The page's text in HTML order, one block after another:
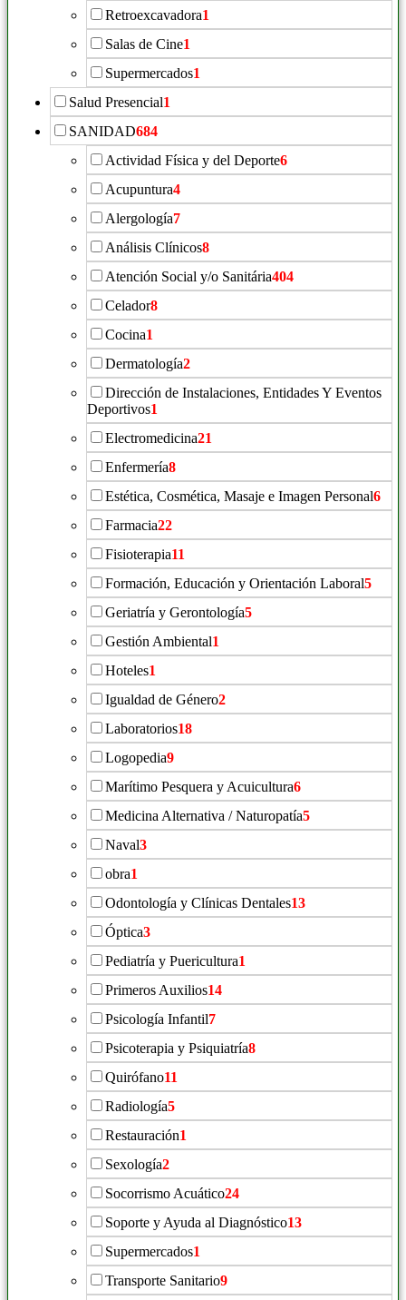
Retroexcavadora1
Salas de Cine1
Supermercados1
Salud Presencial1
SANIDAD684
Actividad Física y del Deporte6
Acupuntura4
Alergología7
Análisis Clínicos8
Atención Social y/o Sanitária404
Celador8
Cocina1
Dermatología2
Dirección de Instalaciones, Entidades Y Eventos
Deportivos1
Electromedicina21
Enfermería8
Estética, Cosmética, Masaje e Imagen Personal6
Farmacia22
Fisioterapia11
Formación, Educación y Orientación Laboral5
Geriatría y Gerontología5
Gestión Ambiental1
Hoteles1
Igualdad de Género2
Laboratorios18
Logopedia9
Marítimo Pesquera y Acuicultura6
Medicina Alternativa / Naturopatía5
Naval3
obra1
Odontología y Clínicas Dentales13
Óptica3
Pediatría y Puericultura1
Primeros Auxilios14
Psicología Infantil7
Psicoterapia y Psiquiatría8
Quirófano11
Radiología5
Restauración1
Sexología2
Socorrismo Acuático24
Soporte y Ayuda al Diagnóstico13
Supermercados1
Transporte Sanitario9